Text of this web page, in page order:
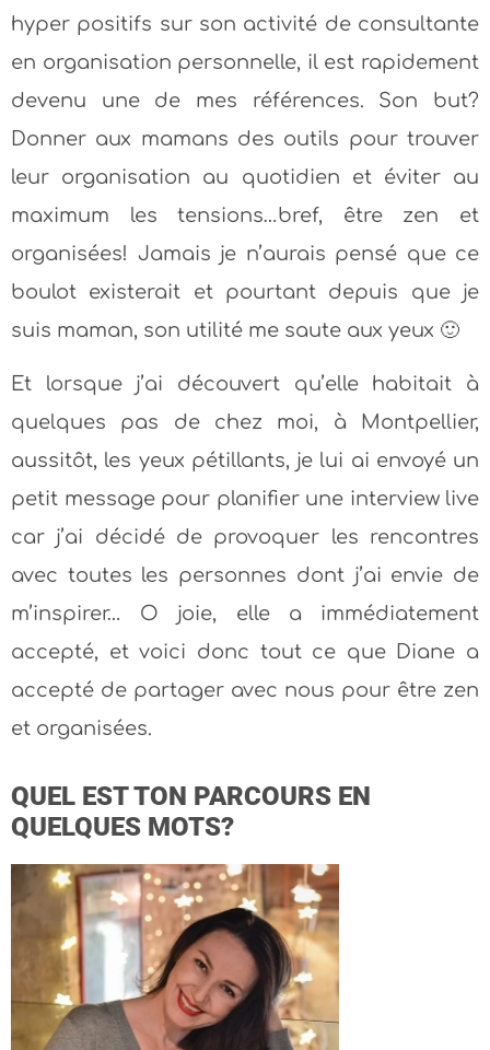
hyper positifs sur son activité de consultante
en organisation personnelle, il est rapidement
devenu une de mes références. Son but?
Donner aux mamans des outils pour trouver
leur organisation au quotidien et éviter au
maximum les tensions…bref, être zen et
organisées! Jamais je n’aurais pensé que ce
boulot existerait et pourtant depuis que je
suis maman, son utilité me saute aux yeux 🙂
Et lorsque j’ai découvert qu’elle habitait à
quelques pas de chez moi, à Montpellier,
aussitôt, les yeux pétillants, je lui ai envoyé un
petit message pour planifier une interview live
car j’ai décidé de provoquer les rencontres
avec toutes les personnes dont j’ai envie de
m’inspirer… O joie, elle a immédiatement
accepté, et voici donc tout ce que Diane a
accepté de partager avec nous pour être zen
et organisées.
QUEL EST TON PARCOURS EN
QUELQUES MOTS?